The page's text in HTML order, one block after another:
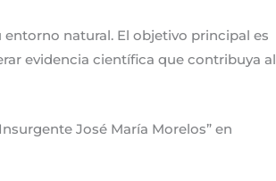
natural. El objetivo principal es
evidencia científica que contribuya al
José María Morelos” en